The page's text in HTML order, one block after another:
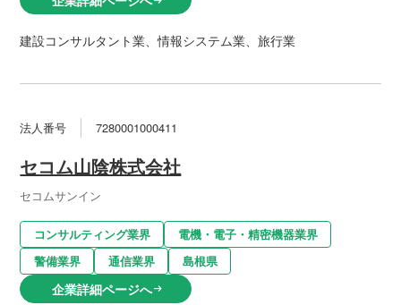
建設コンサルタント業、情報システム業、旅行業
法人番号 7280001000411
セコム山陰株式会社
セコムサンイン
コンサルティング業界
電機・電子・精密機器業界
警備業界
通信業界 島根県
企業詳細ページへarrow_right_alt